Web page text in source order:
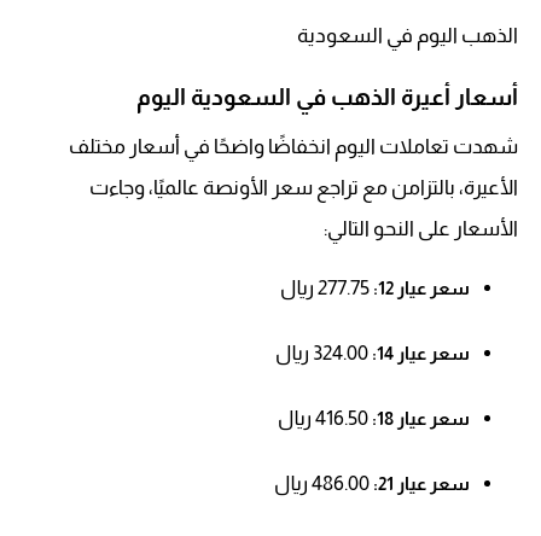
الذهب اليوم في السعودية
أسعار أعيرة الذهب في السعودية اليوم
شهدت تعاملات اليوم انخفاضًا واضحًا في أسعار مختلف
الأعيرة، بالتزامن مع تراجع سعر الأونصة عالميًا، وجاءت
الأسعار على النحو التالي:
سعر عيار 12:
سعر عيار 14:
سعر عيار 18:
سعر عيار 21: